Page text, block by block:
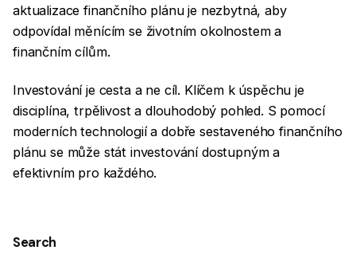
Search
aktualizace finančního plánu je nezbytná, aby
odpovídal měnícím se životním okolnostem a
finančním cílům.
Investování je cesta a ne cíl. Klíčem k úspěchu je
disciplína, trpělivost a dlouhodobý pohled. S pomocí
moderních technologií a dobře sestaveného finančního
plánu se může stát investování dostupným a
efektivním pro každého.